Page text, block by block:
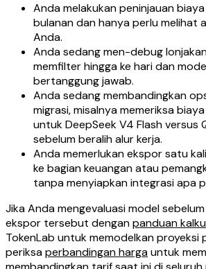
Anda melakukan peninjauan
bulanan dan hanya perlu melihat
Anda.
Anda sedang men-debug
memfilter hingga ke hari dan
bertanggung jawab.
Anda sedang membandingkan
migrasi, misalnya memeriksa
untuk DeepSeek V4 Flash versus
sebelum beralih alur kerja.
Anda memerlukan ekspor satu
ke bagian keuangan atau
tanpa menyiapkan integrasi apa
Jika Anda mengevaluasi model
ekspor tersebut denganpanduan
TokenLab untuk memodelkan proyeksi
periksaperbandingan hargauntuk